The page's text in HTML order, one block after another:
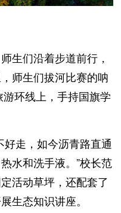
生们沿着步道前行，
师生们拔河比赛的呐
环线上，手持国旗学
好走，如今沥青路直通
水和洗手液。”校长范
活动草坪，还配套了
生态知识讲座。